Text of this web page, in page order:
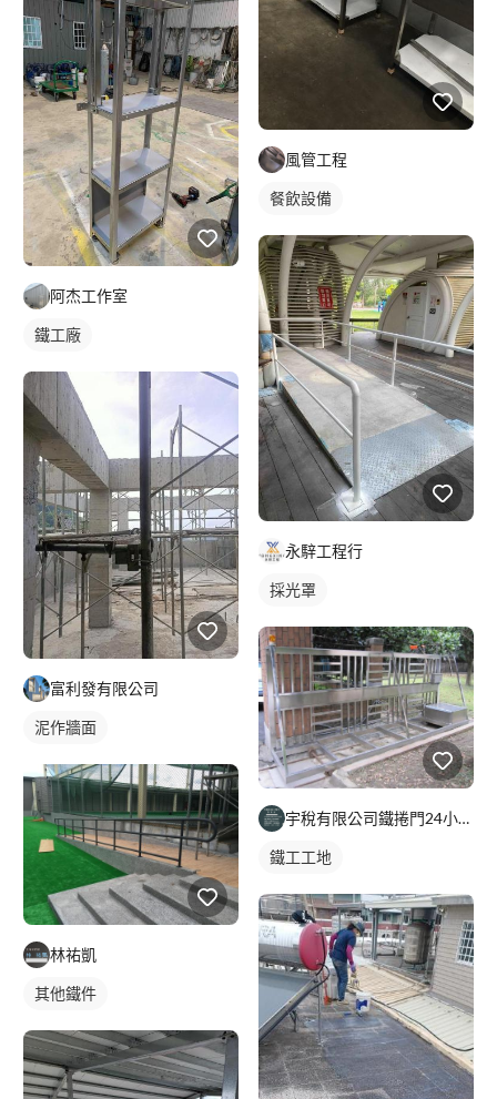
阿杰工作室
鐵工廠
富利發有限公司
泥作牆面
林祐凱
其他鐵件
風管工程
餐飲設備
永騂工程行
採光罩
宇稅有限公司鐵捲門24小時維修安裝
鐵工工地